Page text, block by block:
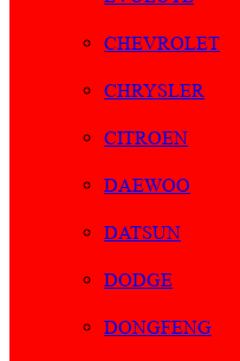
CHEVROLET
CHRYSLER
CITROEN
DAEWOO
DATSUN
DODGE
DONGFENG